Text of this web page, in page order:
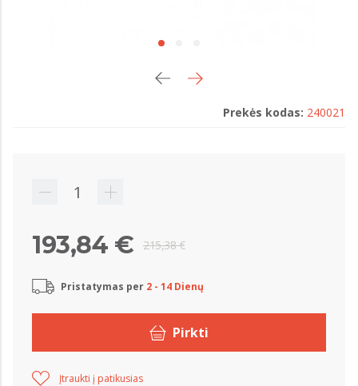
Prekės kodas: 240021
215,38 €
193,84 €
Pristatymas per 2 - 14 Dienų
Pirkti
Įtraukti į patikusias